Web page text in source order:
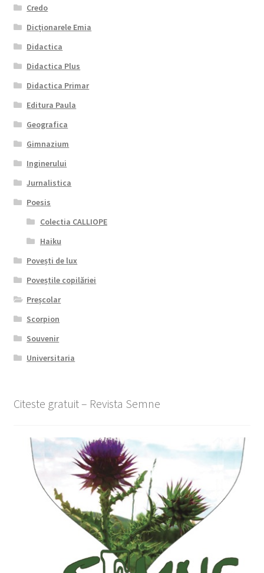
Credo
Dicționarele Emia
Didactica
Didactica Plus
Didactica Primar
Editura Paula
Geografica
Gimnazium
Inginerului
Jurnalistica
Poesis
Colectia CALLIOPE
Haiku
Povești de lux
Poveștile copilăriei
Preșcolar
Scorpion
Souvenir
Universitaria
Citeste gratuit – Revista Semne